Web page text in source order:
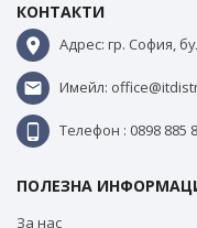
КОНТАКТИ
Адрес: гр. София,
Имейл:
Телефон : 0898 885
ПОЛЕЗНА
За нас